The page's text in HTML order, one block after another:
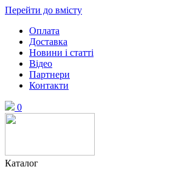
Перейти до вмісту
Оплата
Доставка
Новини і статті
Відео
Партнери
Контакти
0
Каталог